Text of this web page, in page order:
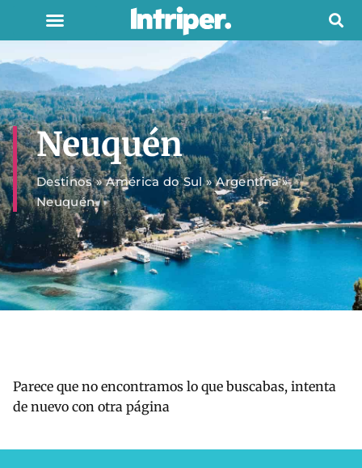
Neuquén
Destinos»América do Sul»Argentina»
Neuquén
Parece que no encontramos lo que buscabas, intenta
de nuevo con otra página